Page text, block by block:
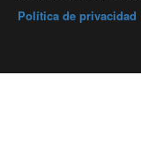
Política de privacidad